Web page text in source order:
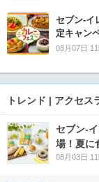
セブン‐イ
定キャン
08月07日
トレンド | アクセス
セブン‐
場！夏に
08月03日